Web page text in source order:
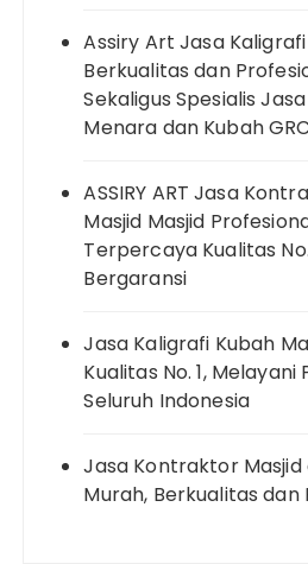
Assiry Art Jasa
Berkualitas dan
Sekaligus Spesialis
Menara dan Kubah
ASSIRY ART Jasa
Masjid Masjid
Terpercaya Kualitas
Bergaransi
Jasa Kaligrafi Kubah
Kualitas No. 1,
Seluruh Indonesia
Jasa Kontraktor Masjid
Murah, Berkualitas dan